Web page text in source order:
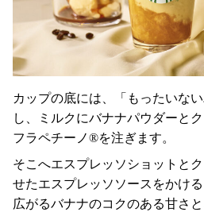
カップの底には、「もったいな
し、ミルクにバナナパウダーと
フラペチーノ®を注ぎます。
そこへエスプレッソショットと
せたエスプレッソソースをかけ
広がるバナナのコクのある甘さ